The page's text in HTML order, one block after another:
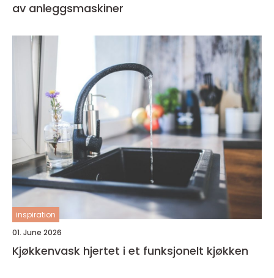
av anleggsmaskiner
inspiration
01. June 2026
Kjøkkenvask hjertet i et funksjonelt kjøkken